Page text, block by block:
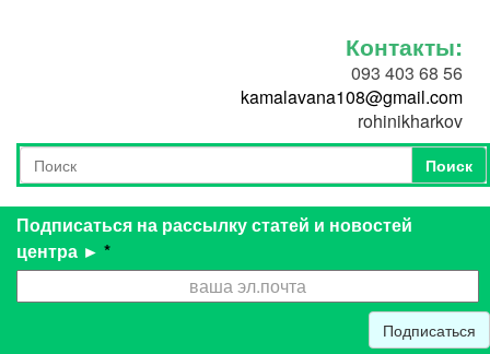
Контакты:
093 403 68 56
kamalavana108@gmail.com
rohinikharkov
Форма поиска
Поиск
Поиск
Подписаться на рассылку статей и новостей
центра ► *
Подписаться